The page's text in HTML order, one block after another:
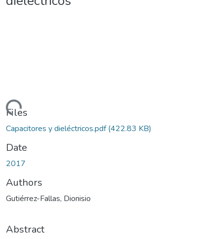
Loading...
Files
Capacitores y dieléctricos.pdf(422.83 KB)
Date
2017
Authors
Gutiérrez-Fallas, Dionisio
Abstract